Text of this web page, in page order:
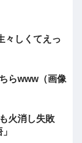
々しくてえっ
らwww（画像
火消し失敗